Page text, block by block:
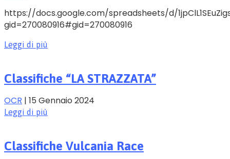
https://docs.google.com/spreadsheets/d/
gid=270080916#gid=270080916
Leggi di più
Classifiche “LA STRAZZATA”
OCR | 15 Gennaio 2024
Leggi di più
Classifiche Vulcania Race